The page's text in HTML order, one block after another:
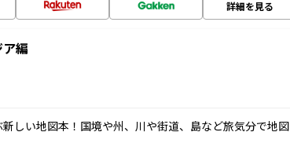
詳細を見る
編
しい地図本！国境や州、川や街道、島など旅気分で地図